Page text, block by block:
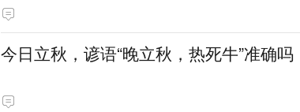
今日立秋，谚语“晚立秋，热死牛”准确吗